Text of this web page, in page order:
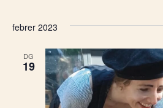
febrer 2023
DG
19